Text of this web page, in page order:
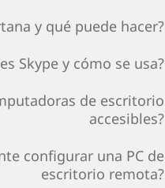
y qué puede hacer?
Skype y cómo se usa?
de escritorio
accesibles?
configurar una PC de
escritorio remota?